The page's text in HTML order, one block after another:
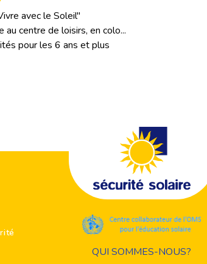
avec le Soleil"
au centre de loisirs, en colo...
pour les 6 ans et plus
QUI SOMMES-NOUS?